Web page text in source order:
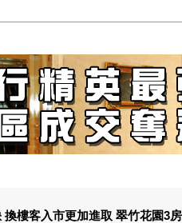
樓客入市更加進取 翠竹花園3